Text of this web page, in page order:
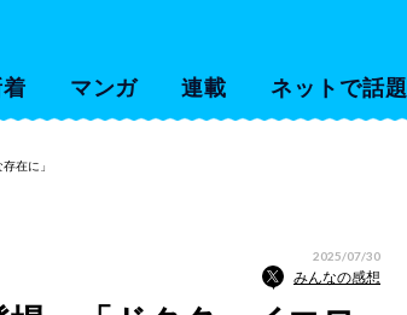
マンガ 連載 ネットで話題
在に」
2025/07/30
みんなの感想